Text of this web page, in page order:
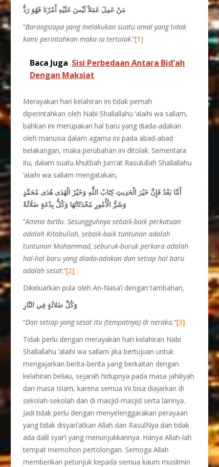
مَنْ عَمِلَ عَمَلاً لَيْسَ عَلَيْهِ أَمْرُنَا فَهُوَ رَدٌّ
“Barangsiapa yang melakukan suatu amal yang tidak
kami perintahkan maka ia tertolak.”[1]
Baca Juga Sisi Perbedaan Antara Bid'ah
Dengan Maksiat
Merayakan hari kelahiran ini tidak pernah
diperintahkan oleh Nabi Shallallahu ‘alaihi wa sallam,
bahkan ini merupakan hal baru yang diada-adakan
oleh manusia dalam agama ini pada abad-abad
belakangan, maka perubahan ini ditolak. Sementara
itu, dalam suatu khutbah Jum’at Rasulullah Shallallahu
‘alaihi wa sallam mengatakan,
أَمَّا بَعْدُ فَإِنَّ خَيْرَ الْحَدِيثِ كِتَابُ اللَّهِ وَخَيْرُ الْهُدَى هُدَى مُحَمَّدٍ
وَشَرُّ الْأُمُورِ مُحْدَثَاتُهَا وَكُلُّ بِدْعَةٍ ضَلَالَةٌ
“Amma ba’du. Sesungguhnya sebaik-baik perkataan
adalah Kitabullah, sebaik-baik tuntunan adalah
tuntunan Muhammad, seburuk-buruk perkara adalah
hal-hal baru yang diada-adakan dan setiap hal baru
adalah sesat.”[2]
Dikeluarkan pula oleh An-Nasa’i dengan tambahan,
وَكُلَّ ضَلالَةٍ فِي النَّارِ
“Dan setiap yang sesat itu (tempatnya) di neraka.“[3]
Tidak perlu dengan merayakan hari kelahiran Nabi
Shallallahu ‘alaihi wa sallam jika bertujuan untuk
mengajarkan berita-berita yang berkaitan dengan
kelahiran beliau, sejarah hidupnya pada masa jahiliyah
dan masa Islam, karena semua ini bisa diajarkan di
sekolah-sekolah dan di masjid-masjid serta lainnya.
Jadi tidak perlu dengan menyelenggarakan perayaan
yang tidak disyari’atkan Allah dan RasulNya dan tidak
ada dalil syar’i yang menunjukkannya. Hanya Allah-lah
tempat memohon pertolongan. Semoga Allah
memberikan petunjuk kepada semua kaum muslimin